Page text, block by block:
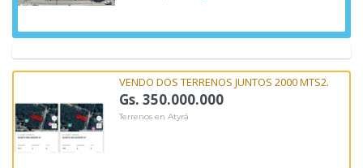
VENDO DOS TERRENOS JUNTOS 2000 MTS2.
Gs. 350.000.000
Terrenos en Atyrá